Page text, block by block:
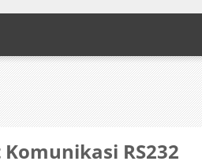
RS232